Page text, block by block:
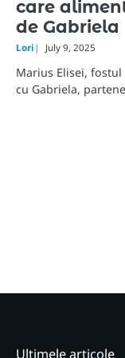
care
de Gabriela
Lori July 9, 2025
Marius Elisei,
cu Gabriela,
Ultimele articole